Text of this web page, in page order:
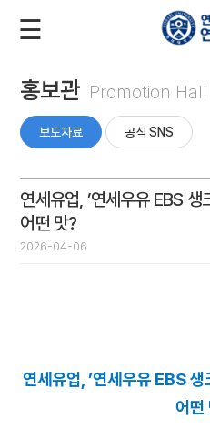
회
사
소
개
☰
홍보관 Promotion Hall
보도자료 공식 SNS
연세유업, ’연세우유 EBS 생
어떤 맛?
2026-04-06
연세유업, ’연세우유 EBS
어떤